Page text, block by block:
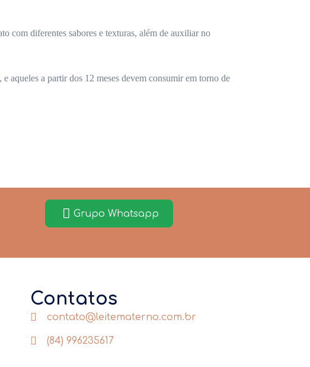
com diferentes sabores e texturas, além de auxiliar no
aqueles a partir dos 12 meses devem consumir em torno de
Grupo Whatsapp
Contatos
contato@leitematerno.com.br
(84) 996235617